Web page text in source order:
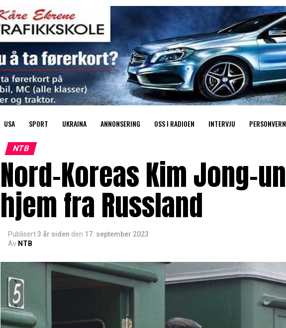
USA SPORT UKRAINA ANNONSERING OSS I RADIOEN INTERVJU PERSONVERN
NTB
Nord-Koreas Kim Jong-
hjem fra Russland
Publisert3 år siden den 17. september 2023
Av NTB